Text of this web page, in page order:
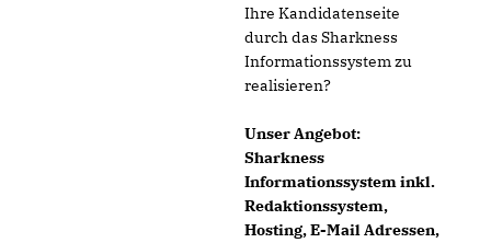
Ihre Kandidatenseite
durch das Sharkness
Informationssystem zu
realisieren?
Unser Angebot:
Sharkness
Informationssystem inkl.
Redaktionssystem,
Hosting, E-Mail Adressen,